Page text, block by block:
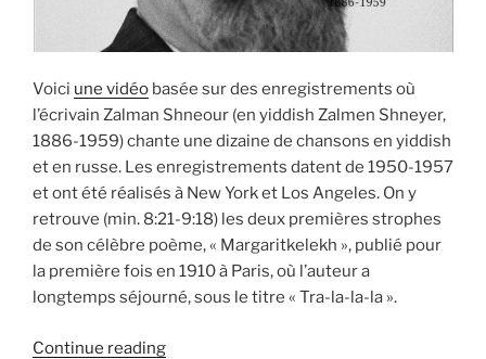
Voici une vidéo basée sur des enregistrements où
l’écrivain Zalman Shneour (en yiddish Zalmen Shneyer,
1886-1959) chante une dizaine de chansons en yiddish
et en russe. Les enregistrements datent de 1950-1957
et ont été réalisés à New York et Los Angeles. On y
retrouve (min. 8:21-9:18) les deux premières strophes
de son célèbre poème, « Margaritkelekh », publié pour
la première fois en 1910 à Paris, où l’auteur a
longtemps séjourné, sous le titre « Tra-la-la-la ».
Continue reading“Enregistrements